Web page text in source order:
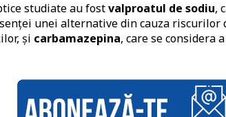
studiate au fostvalproatul de sodiu,
unei alternative din cauza
și carbamazepina, care se considera